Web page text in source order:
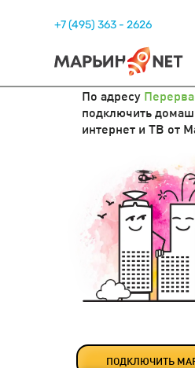
+7 (495) 363 - 2626
По адресу
подключить
интернет и ТВ от
ПОДКЛЮЧИТЬ